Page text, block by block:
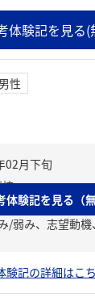
体験記を見る(
男性
/弱み、志望動
体験記を見る（無
験記の詳細はこ